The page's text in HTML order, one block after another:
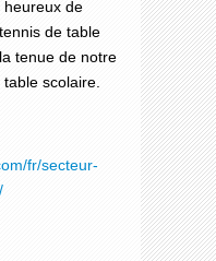
heureux de
de table
tenue de notre
scolaire.
fr/secteur-